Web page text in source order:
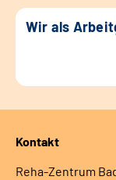
Wir als
Kontakt
Reha-Zentrum